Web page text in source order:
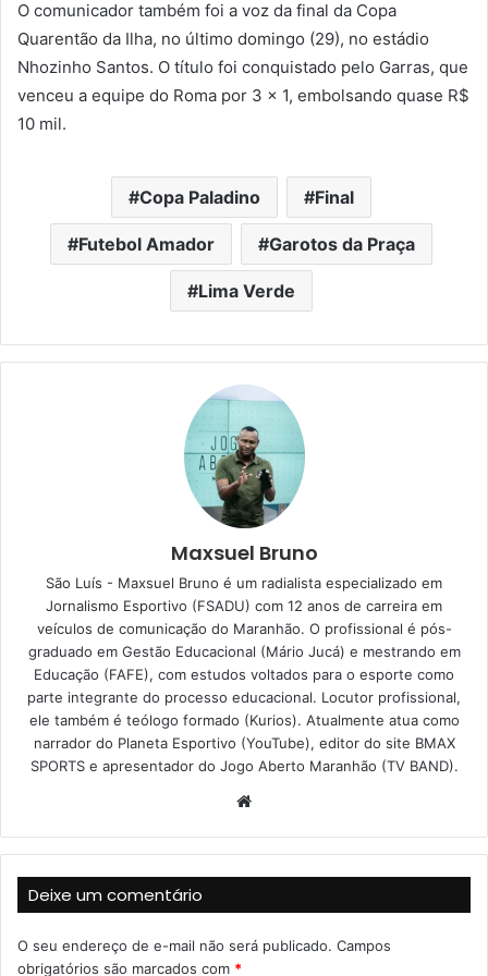
O comunicador também foi a voz da final da Copa
Quarentão da Ilha, no último domingo (29), no estádio
Nhozinho Santos. O título foi conquistado pelo Garras, que
venceu a equipe do Roma por 3 x 1, embolsando quase R$
10 mil.
Copa Paladino Final
Futebol Amador Garotos da Praça
Lima Verde
Maxsuel Bruno
São Luís - Maxsuel Bruno é um radialista especializado em
Jornalismo Esportivo (FSADU) com 12 anos de carreira em
veículos de comunicação do Maranhão. O profissional é pós-
graduado em Gestão Educacional (Mário Jucá) e mestrando em
Educação (FAFE), com estudos voltados para o esporte como
parte integrante do processo educacional. Locutor profissional,
ele também é teólogo formado (Kurios). Atualmente atua como
narrador do Planeta Esportivo (YouTube), editor do site BMAX
SPORTS e apresentador do Jogo Aberto Maranhão (TV BAND).
b
s
e
Deixe um comentário
O seu endereço de e-mail não será publicado. Campos
obrigatórios são marcados com *